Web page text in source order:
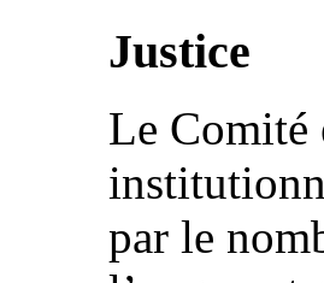
Justice
Le Comité
par le